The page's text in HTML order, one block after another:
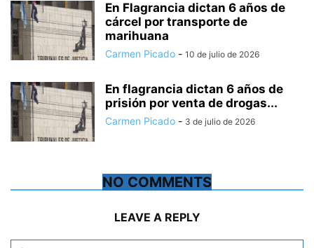
En Flagrancia dictan 6 años de
cárcel por transporte de
marihuana
Carmen Picado - 10 de julio de 2026
En flagrancia dictan 6 años de
prisión por venta de drogas...
Carmen Picado - 3 de julio de 2026
NO COMMENTS
LEAVE A REPLY